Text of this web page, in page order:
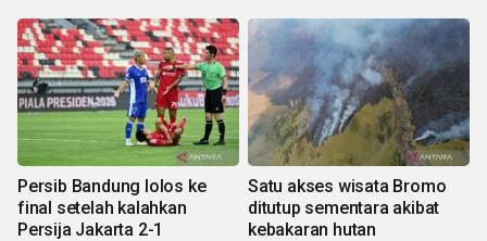
Persib Bandung lolos ke
final setelah kalahkan
Persija Jakarta 2-1
Satu akses wisata Bromo
ditutup sementara akibat
kebakaran hutan